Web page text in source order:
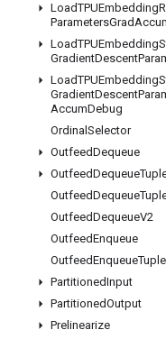
LoadTPUEmbedding
ParametersGrad
LoadTPUEmbedding
GradientDescent
LoadTPUEmbedding
GradientDescent
AccumDebug
Ordinal Selector
OutfeedDequeue
OutfeedDequeue
OutfeedDequeue
OutfeedDequeueV2
OutfeedEnqueue
OutfeedEnqueueTuple
PartitionedInput
PartitionedOutput
Prelinearize